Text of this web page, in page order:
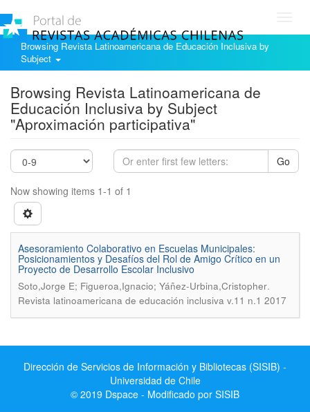
Browsing Revista Latinoamericana de Educación Inclusiva by
Subject
Browsing Revista Latinoamericana de
Educación Inclusiva by Subject
"Aproximación participativa"
Go
Now showing items 1-1 of 1
Asesoramiento Colaborativo en Escuelas Municipales:
Posicionamientos y Desafíos del Rol de Amigo Crítico en un
Proyecto de Desarrollo Escolar Inclusivo
Soto,Jorge E; Figueroa,Ignacio; Yáñez-Urbina,Cristopher.
Revista latinoamericana de educación inclusiva v.11 n.1 2017
Dirección de Servicios de Información y Bibliotecas (SISIB) -
Universidad de Chile
© 2019 Dspace - Modificado por SISIB